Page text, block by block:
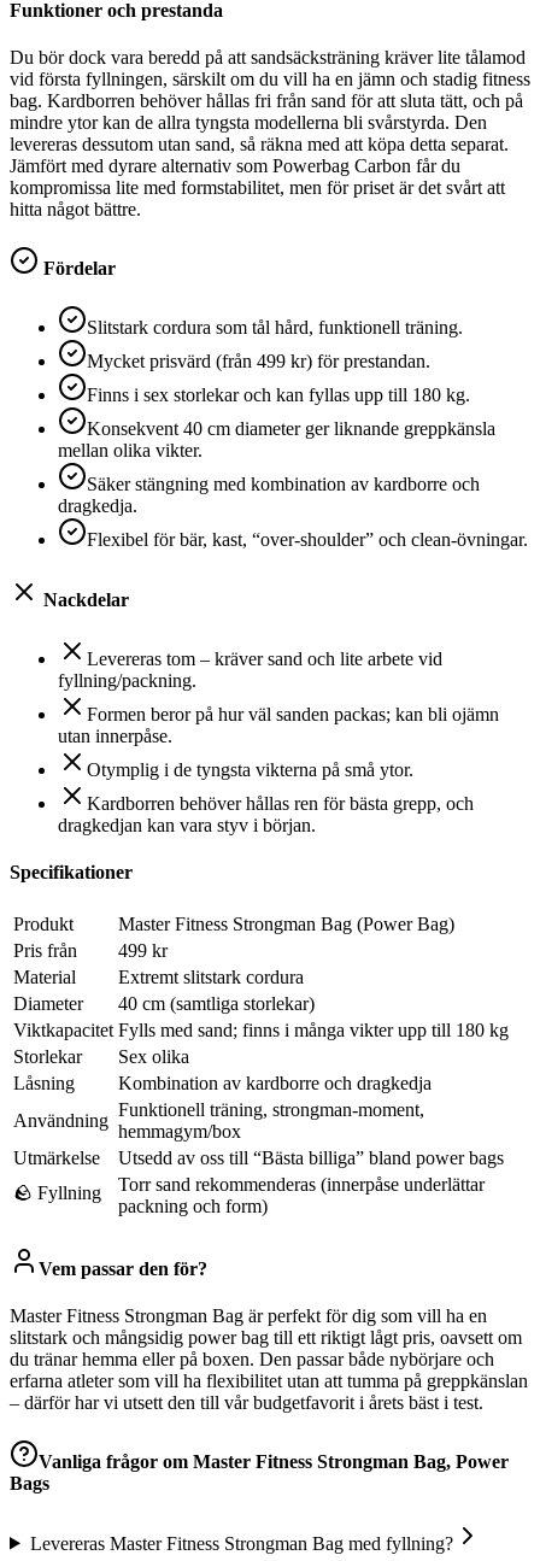
Funktioner och prestanda
Du bör dock vara beredd på att sandsäcksträning kräver lite tålamod
vid första fyllningen, särskilt om du vill ha en jämn och stadig fitness
bag. Kardborren behöver hållas fri från sand för att sluta tätt, och på
mindre ytor kan de allra tyngsta modellerna bli svårstyrda. Den
levereras dessutom utan sand, så räkna med att köpa detta separat.
Jämfört med dyrare alternativ som Powerbag Carbon får du
kompromissa lite med formstabilitet, men för priset är det svårt att
hitta något bättre.
Fördelar
Slitstark cordura som tål hård, funktionell träning.
Mycket prisvärd (från 499 kr) för prestandan.
Finns i sex storlekar och kan fyllas upp till 180 kg.
Konsekvent 40 cm diameter ger liknande greppkänsla
mellan olika vikter.
Säker stängning med kombination av kardborre och
dragkedja.
Flexibel för bär, kast, “over-shoulder” och clean-övningar.
Nackdelar
Levereras tom – kräver sand och lite arbete vid
fyllning/packning.
Formen beror på hur väl sanden packas; kan bli ojämn
utan innerpåse.
Otymplig i de tyngsta vikterna på små ytor.
Kardborren behöver hållas ren för bästa grepp, och
dragkedjan kan vara styv i början.
Specifikationer
Produkt
Master Fitness Strongman Bag (Power Bag)
Pris från
499 kr
Material
Extremt slitstark cordura
Diameter
40 cm (samtliga storlekar)
Viktkapacitet Fylls med sand; finns i många vikter upp till 180 kg
Storlekar
Sex olika
Låsning
Kombination av kardborre och dragkedja
Användning
Funktionell träning, strongman-moment,
hemmagym/box
Utmärkelse
Utsedd av oss till “Bästa billiga” bland power bags
🪨 Fyllning
Torr sand rekommenderas (innerpåse underlättar
packning och form)
Vem passar den för?
Master Fitness Strongman Bag är perfekt för dig som vill ha en
slitstark och mångsidig power bag till ett riktigt lågt pris, oavsett om
du tränar hemma eller på boxen. Den passar både nybörjare och
erfarna atleter som vill ha flexibilitet utan att tumma på greppkänslan
– därför har vi utsett den till vår budgetfavorit i årets bäst i test.
Vanliga frågor om Master Fitness Strongman Bag, Power
Bags
Levereras Master Fitness Strongman Bag med fyllning?